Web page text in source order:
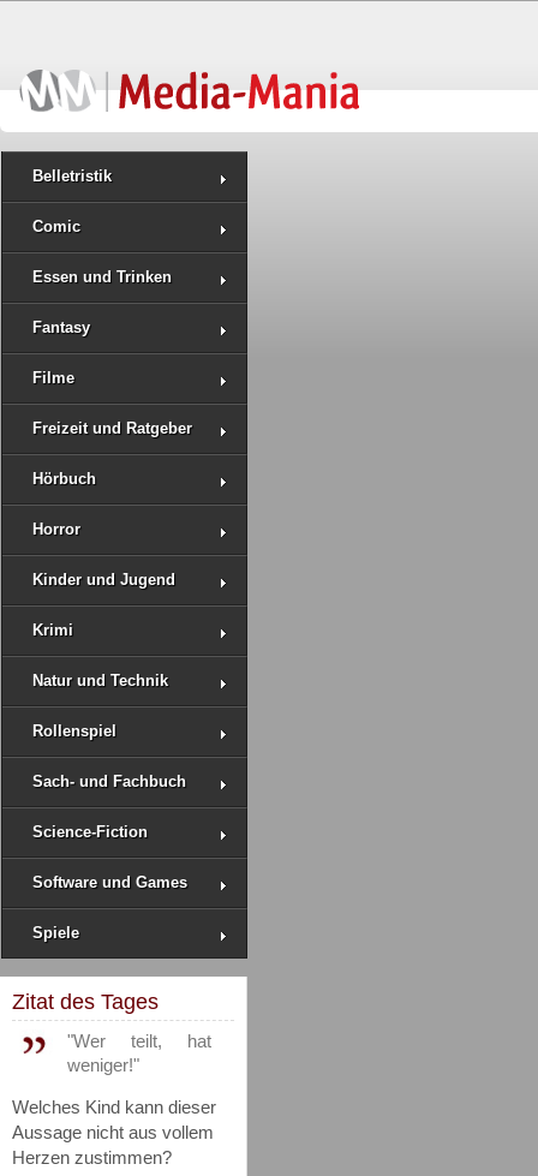
Belletristik
Comic
Essen und Trinken
Fantasy
Filme
Freizeit und Ratgeber
Hörbuch
Horror
Kinder und Jugend
Krimi
Natur und Technik
Rollenspiel
Sach- und Fachbuch
Science-Fiction
Software und Games
Spiele
Zitat des Tages
"Wer teilt, hat
weniger!"
Welches Kind kann dieser
Aussage nicht aus vollem
Herzen zustimmen?